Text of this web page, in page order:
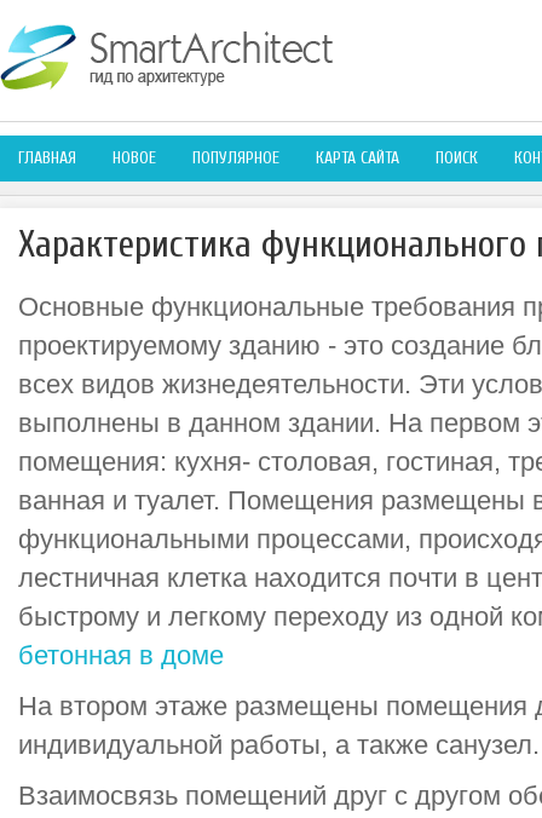
ГЛАВНАЯ НОВОЕ ПОПУЛЯРНОЕ КАРТА САЙТА ПОИСК
Характеристика функционального
Основные функциональные требования
проектируемому зданию - это создание
всех видов жизнедеятельности. Эти
выполнены в данном здании. На первом
помещения: кухня- столовая, гостиная,
ванная и туалет. Помещения размещены
функциональными процессами,
лестничная клетка находится почти в
быстрому и легкому переходу из одной
бетонная в доме
На втором этаже размещены помещения
индивидуальной работы, а также санузел.
Взаимосвязь помещений друг с другом